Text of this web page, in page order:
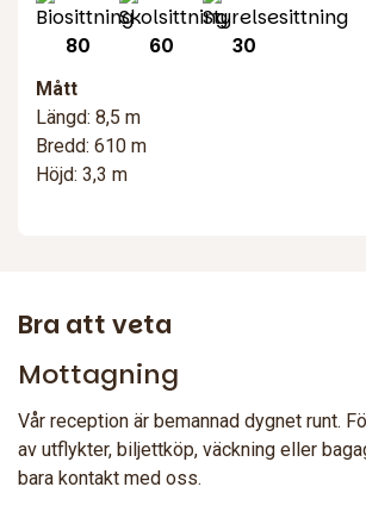
80 60 30
Mått
Längd: 8,5 m
Bredd: 610 m
Höjd: 3,3 m
Bra att veta
Mottagning
Vår reception är bemannad dygnet runt.
av utflykter, biljettköp, väckning eller
bara kontakt med oss.